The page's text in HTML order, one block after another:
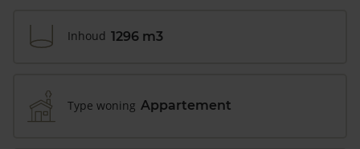
Inhoud 1296 m3
Type woning Appartement